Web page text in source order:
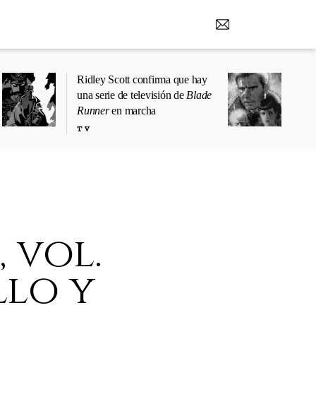
Ridley Scott confirma que hay
una serie de televisión de Blade
Runneren marcha
TV
vol.
y